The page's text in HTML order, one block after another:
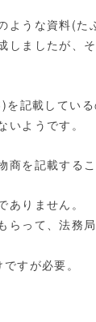
ような資料(た
しましたが、
記載してい
いようです。
商を記載するこ
ありません。
らって、法務
すが必要。